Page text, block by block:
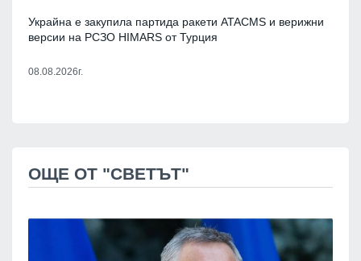
Украйна е закупила партида ракети ATACMS и верижни
версии на РСЗО HIMARS от Турция
08.08.2026г.
ОЩЕ ОТ "СВЕТЪТ"